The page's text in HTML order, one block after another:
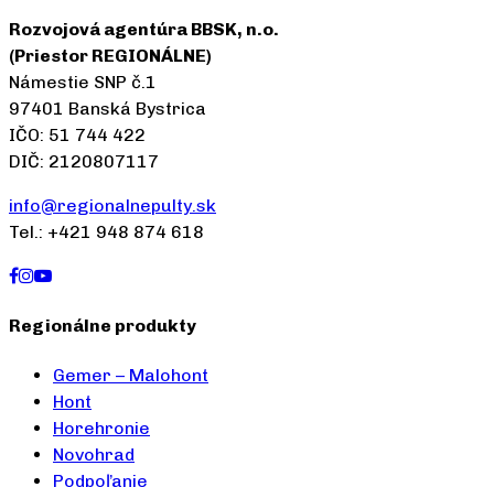
Rozvojová agentúra BBSK, n.o.
(Priestor REGIONÁLNE)
Námestie SNP č.1
97401 Banská Bystrica
IČO: 51 744 422
DIČ: 2120807117
info@regionalnepulty.sk
Tel.: +421 948 874 618
Regionálne produkty
Gemer – Malohont
Hont
Horehronie
Novohrad
Podpoľanie